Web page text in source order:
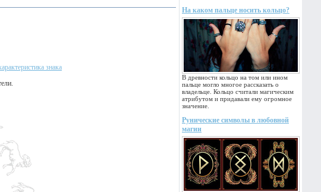
На каком пальце носить кольцо?
В древности кольцо на том или ином
пальце могло многое рассказать о
владельце. Кольцо считали магическим
атрибутом и придавали ему огромное
значение.
Рунические символы в любовной
магии
знака